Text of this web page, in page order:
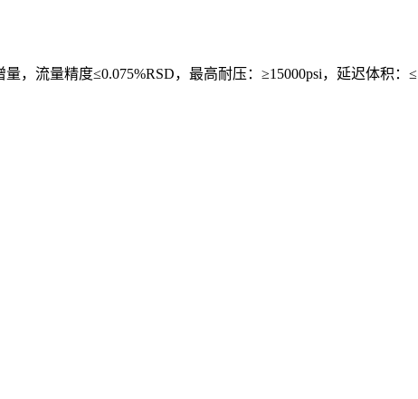
，流量精度≤0.075%RSD，最高耐压：≥15000psi，延迟体积：